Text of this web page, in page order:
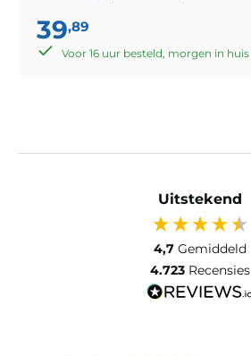
39,89
Voor 16 uur besteld, morgen in huis
Uitstekend
4,7 Gemiddeld
4.723 Recensies